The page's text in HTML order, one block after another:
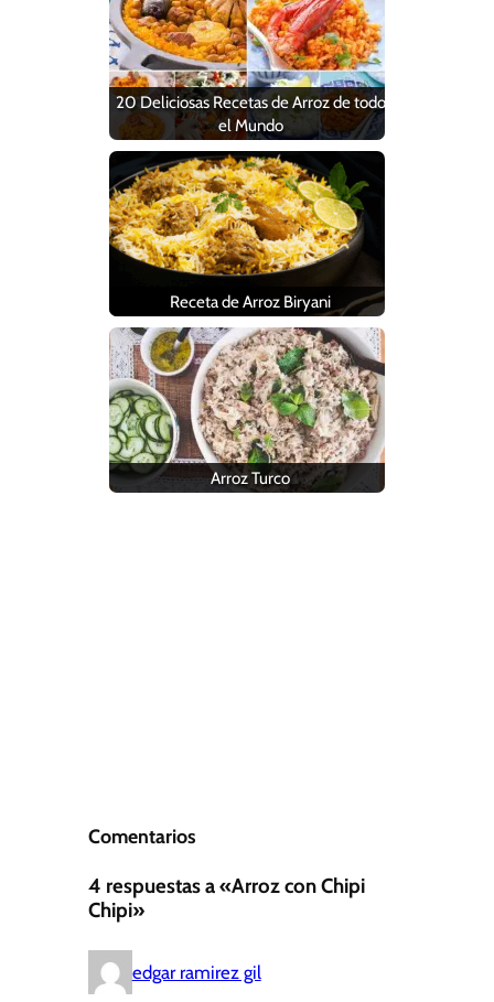
20 Deliciosas Recetas de Arroz de todo
el Mundo
Receta de Arroz Biryani
Arroz Turco
Comentarios
4 respuestas a «Arroz con Chipi
Chipi»
edgar ramirez gil